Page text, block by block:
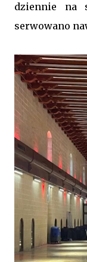
dziennie na
serwowano